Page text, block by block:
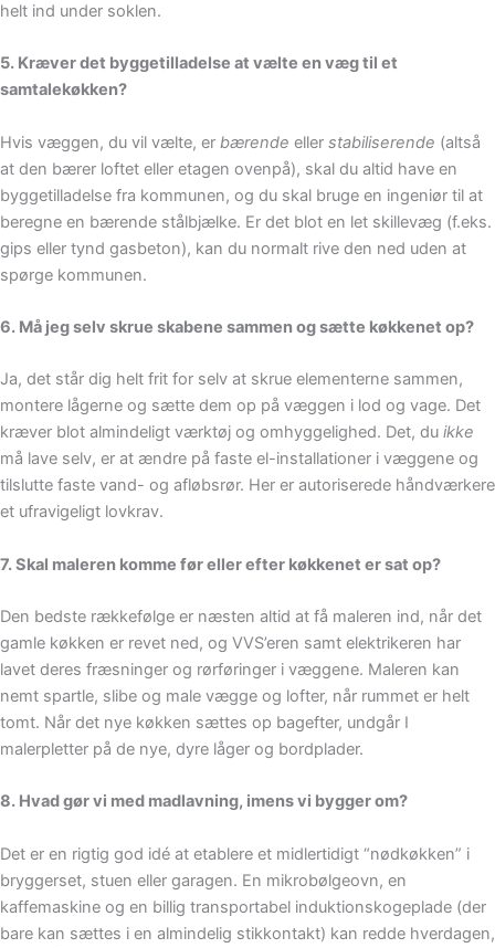
helt ind under soklen.
5. Kræver det byggetilladelse at vælte en væg til et
samtalekøkken?
Hvis væggen, du vil vælte, er bærende eller stabiliserende (altså
at den bærer loftet eller etagen ovenpå), skal du altid have en
byggetilladelse fra kommunen, og du skal bruge en ingeniør til at
beregne en bærende stålbjælke. Er det blot en let skillevæg (f.eks.
gips eller tynd gasbeton), kan du normalt rive den ned uden at
spørge kommunen.
6. Må jeg selv skrue skabene sammen og sætte køkkenet op?
Ja, det står dig helt frit for selv at skrue elementerne sammen,
montere lågerne og sætte dem op på væggen i lod og vage. Det
kræver blot almindeligt værktøj og omhyggelighed. Det, du ikke
må lave selv, er at ændre på faste el-installationer i væggene og
tilslutte faste vand- og afløbsrør. Her er autoriserede håndværkere
et ufravigeligt lovkrav.
7. Skal maleren komme før eller efter køkkenet er sat op?
Den bedste rækkefølge er næsten altid at få maleren ind, når det
gamle køkken er revet ned, og VVS’eren samt elektrikeren har
lavet deres fræsninger og rørføringer i væggene. Maleren kan
nemt spartle, slibe og male vægge og lofter, når rummet er helt
tomt. Når det nye køkken sættes op bagefter, undgår I
malerpletter på de nye, dyre låger og bordplader.
8. Hvad gør vi med madlavning, imens vi bygger om?
Det er en rigtig god idé at etablere et midlertidigt “nødkøkken” i
bryggerset, stuen eller garagen. En mikrobølgeovn, en
kaffemaskine og en billig transportabel induktionskogeplade (der
bare kan sættes i en almindelig stikkontakt) kan redde hverdagen,